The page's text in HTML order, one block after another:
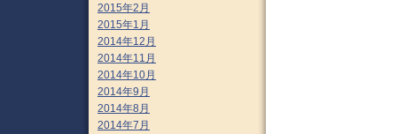
2015年2月
2015年1月
2014年12月
2014年11月
2014年10月
2014年9月
2014年8月
2014年7月